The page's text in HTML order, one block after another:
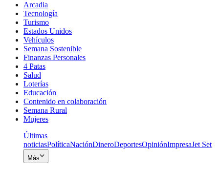
Arcadia
Tecnología
Turismo
Estados Unidos
Vehículos
Semana Sostenible
Finanzas Personales
4 Patas
Salud
Loterías
Educación
Contenido en colaboración
Semana Rural
Mujeres
Últimas
noticiasPolíticaNaciónDineroDeportesOpiniónImpresaJet Set
Más